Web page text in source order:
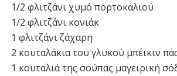
1/2 φλιτζάνι χυμό πορτοκαλιού
1/2 φλιτζάνι κονιάκ
1 φλιτζάνι ζάχαρη
2 κουταλάκια του γλυκού μπέικιν
1 κουταλιά της σούπας μαγειρική